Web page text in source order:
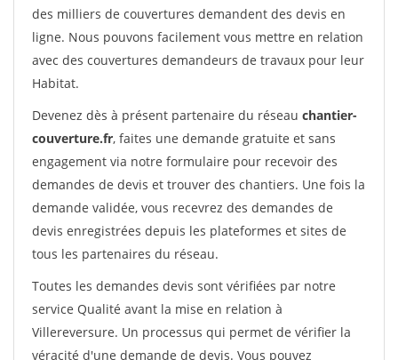
des milliers de couvertures demandent des devis en
ligne. Nous pouvons facilement vous mettre en relation
avec des couvertures demandeurs de travaux pour leur
Habitat.
Devenez dès à présent partenaire du réseau chantier-
couverture.fr, faites une demande gratuite et sans
engagement via notre formulaire pour recevoir des
demandes de devis et trouver des chantiers. Une fois la
demande validée, vous recevrez des demandes de
devis enregistrées depuis les plateformes et sites de
tous les partenaires du réseau.
Toutes les demandes devis sont vérifiées par notre
service Qualité avant la mise en relation à
Villereversure. Un processus qui permet de vérifier la
véracité d'une demande de devis. Vous pouvez